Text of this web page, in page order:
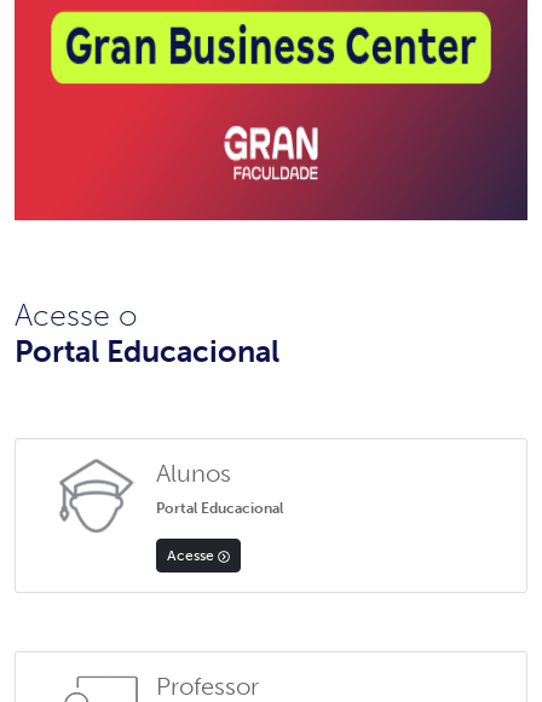
Acesse o
Portal Educacional
Alunos
Portal Educacional
Acesse
Professor